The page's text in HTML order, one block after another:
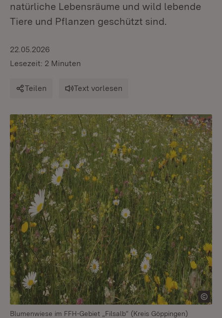
natürliche Lebensräume und wild lebende
Tiere und Pflanzen geschützt sind.
22.05.2026
Lesezeit: 2 Minuten
Teilen Text vorlesen
Blumenwiese im FFH-Gebiet „Filsalb“ (Kreis Göppingen)